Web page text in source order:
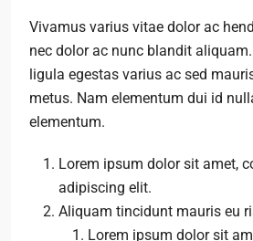
Vivamus varius vitae dolor ac
nec dolor ac nunc blandit
ligula egestas varius ac sed
metus. Nam elementum dui id
elementum.
Lorem ipsum dolor sit amet,
adipiscing elit.
Aliquam tincidunt mauris eu
Lorem ipsum dolor sit